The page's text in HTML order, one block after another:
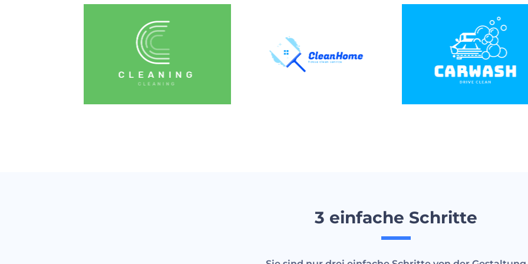
3 einfache Schritte